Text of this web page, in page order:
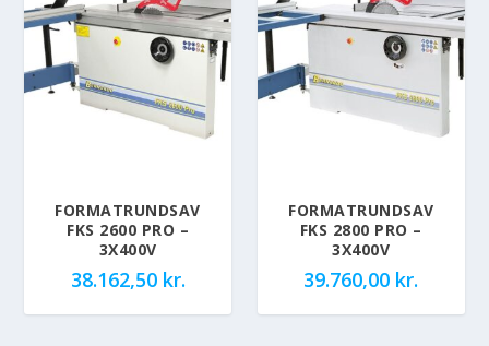
FORMATRUNDSAV
FKS 2600 PRO –
3X400V
38.162,50 kr.
FORMATRUNDSAV
FKS 2800 PRO –
3X400V
39.760,00 kr.